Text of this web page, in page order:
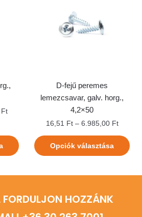
Ft
D-fejű peremes
lemezcsavar, galv. horg.,
4,2×50
16,51 Ft– 6.985,00 Ft
Opciók választása
FORDULJON HOZZÁNK